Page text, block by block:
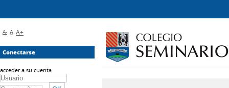
A- A A+
Conectarse
acceder a su cuenta